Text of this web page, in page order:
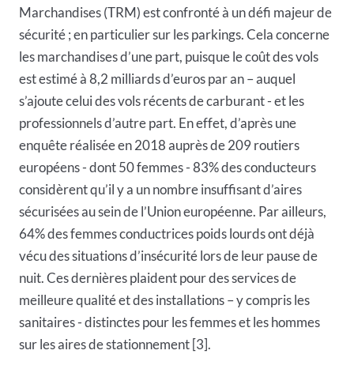
Marchandises (TRM) est confronté à un défi majeur de
sécurité ; en particulier sur les parkings. Cela concerne
les marchandises d’une part, puisque le coût des vols
est estimé à 8,2 milliards d’euros par an – auquel
s’ajoute celui des vols récents de carburant - et les
professionnels d’autre part. En effet, d’après une
enquête réalisée en 2018 auprès de 209 routiers
européens - dont 50 femmes - 83% des conducteurs
considèrent qu’il y a un nombre insuffisant d’aires
sécurisées au sein de l’Union européenne. Par ailleurs,
64% des femmes conductrices poids lourds ont déjà
vécu des situations d’insécurité lors de leur pause de
nuit. Ces dernières plaident pour des services de
meilleure qualité et des installations – y compris les
sanitaires- distinctes pour les femmes et les hommes
sur les aires de stationnement [3].